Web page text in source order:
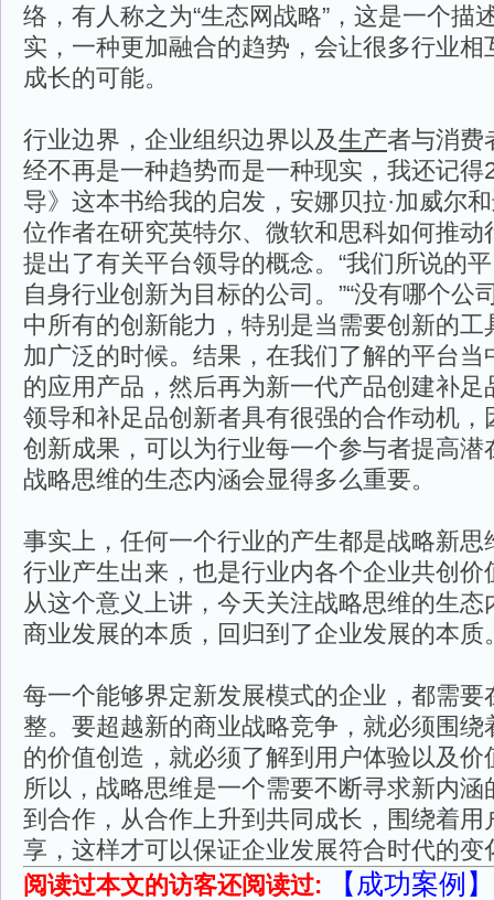
络，有人称之为“生态网战略”，这是一个描
实，一种更加融合的趋势，会让很多行业
成长的可能。
行业边界，企业组织边界以及生产者与消费
经不再是一种趋势而是一种现实，我还记得
导》这本书给我的启发，安娜贝拉·加威尔
位作者在研究英特尔、微软和思科如何推动
提出了有关平台领导的概念。“我们所说的
自身行业创新为目标的公司。”“没有哪个公
中所有的创新能力，特别是当需要创新的
加广泛的时候。结果，在我们了解的平台
的应用产品，然后再为新一代产品创建补
领导和补足品创新者具有很强的合作动机，
创新成果，可以为行业每一个参与者提高潜
战略思维的生态内涵会显得多么重要。
事实上，任何一个行业的产生都是战略新思
行业产生出来，也是行业内各个企业共创价
从这个意义上讲，今天关注战略思维的生
商业发展的本质，回归到了企业发展的本质
每一个能够界定新发展模式的企业，都需要
整。要超越新的商业战略竞争，就必须围
的价值创造，就必须了解到用户体验以及
所以，战略思维是一个需要不断寻求新内
到合作，从合作上升到共同成长，围绕着用
享，这样才可以保证企业发展符合时代的变
阅读过本文的访客还阅读过:
【成功案例